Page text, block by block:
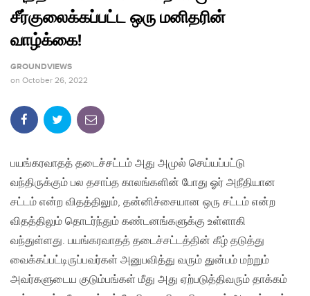
சீர்குலைக்கப்பட்ட ஒரு மனிதரின்
வாழ்க்கை!
GROUNDVIEWS
on October 26, 2022
பயங்கரவாதத் தடைச்சட்டம் அது அமுல் செய்யப்பட்டு
வந்திருக்கும் பல தசாப்த காலங்களின் போது ஓர் அநீதியான
சட்டம் என்ற விதத்திலும், தன்னிச்சையான ஒரு சட்டம் என்ற
விதத்திலும் தொடர்ந்தும் கண்டனங்களுக்கு உள்ளாகி
வந்துள்ளது. பயங்கரவாதத் தடைச்சட்டத்தின் கீழ் தடுத்து
வைக்கப்பட்டிருப்பவர்கள் அனுபவித்து வரும் துன்பம் மற்றும்
அவர்களுடைய குடும்பங்கள் மீது அது ஏற்படுத்திவரும் தாக்கம்